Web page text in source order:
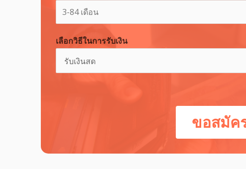
เลือกวิธีในการรับเงิน
ขอสมัค